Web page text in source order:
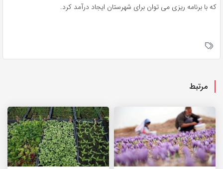
که با برنامه ریزی می توان برای شهرستان ایجاد درآمد کرد.
مرتبط